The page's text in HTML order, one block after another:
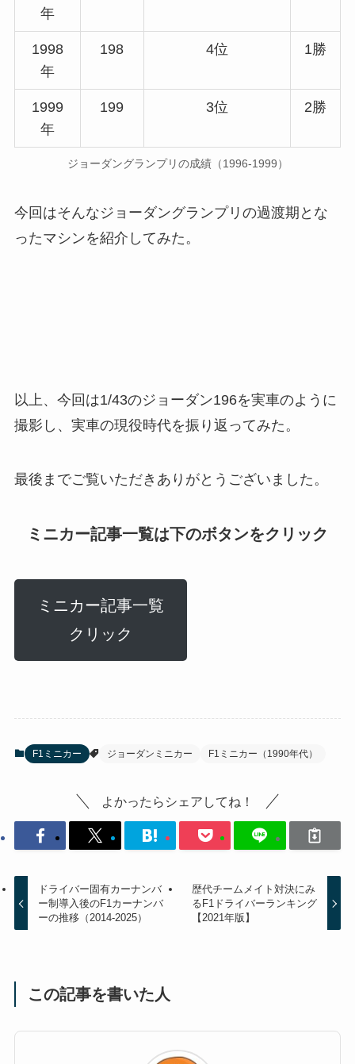
年
1998
年
198 4位 1勝
1999
年
199 3位 2勝
ジョーダングランプリの成績（1996-1999）
今回はそんなジョーダングランプリの過渡期とな
ったマシンを紹介してみた。
以上、今回は1/43のジョーダン196を実車のように
撮影し、実車の現役時代を振り返ってみた。
最後までご覧いただきありがとうございました。
ミニカー記事一覧は下のボタンをクリック
ミニカー記事一覧
クリック
F1ミニカー ジョーダンミニカー F1ミニカー（1990年代）
よかったらシェアしてね！
ドライバー固有カーナンバ
ー制導入後のF1カーナンバ
ーの推移（2014-2025）
歴代チームメイト対決にみ
るF1ドライバーランキング
【2021年版】
この記事を書いた人